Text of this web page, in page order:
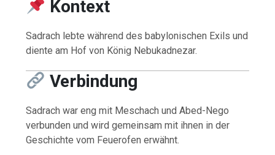
Kontext
Sadrach lebte während des babylonischen Exils und
diente am Hof von König Nebukadnezar.
Verbindung
Sadrach war eng mit Meschach und Abed-Nego
verbunden und wird gemeinsam mit ihnen in der
Geschichte vom Feuerofen erwähnt.